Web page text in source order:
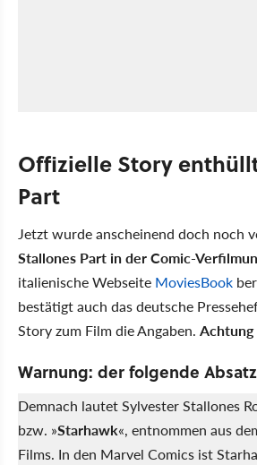
Offizielle Story
Part
Jetzt wurde anscheinend doch noch
Stallones Part in der Comic-
italienische Webseite MoviesBook
bestätigt auch das deutsche
Story zum Film die Angaben.
Warnung: der folgende
Demnach lautet Sylvester Stallones
bzw. »Starhawk«, entnommen aus
Films. In den Marvel Comics ist